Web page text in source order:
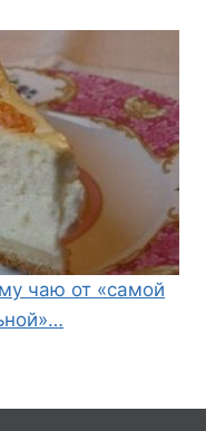
чаю от «самой